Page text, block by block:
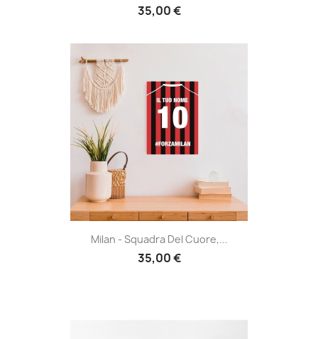
35,00 €
Milan - Squadra Del Cuore,...
35,00 €